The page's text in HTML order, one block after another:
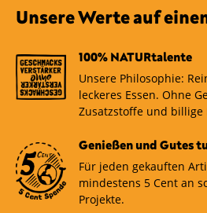
Unsere Werte auf
100% NATURtalente
Unsere Philosophie:
leckeres Essen. Ohne
Zusatzstoffe und billige
Genießen und Gutes
Für jeden gekauften
mindestens 5 Cent an
Projekte.